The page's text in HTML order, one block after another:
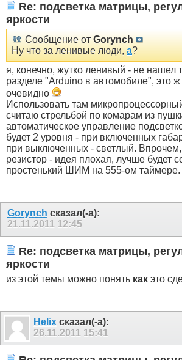
Re: подсветка матрицы,
яркости
Сообщение от Gorynch
Ну что за ленивые люди, а?
я, конечно, жутко ленивый - не нашел
разделе "Arduino в автомобиле", это
очевидно
Использовать там
считаю стрельбой по комарам из
автоматическое управление
будет 2 уровня - при включенных
при выключенных - светлый.
резистор - идея плохая, лучше будет
простенький ШИМ на 555-ом таймере.
Gorynch сказал(-а):
21.11.2011 12:45
Re: подсветка матрицы,
яркости
из этой темы можно понять как это
Helix сказал(-а):
26.11.2011 15:41